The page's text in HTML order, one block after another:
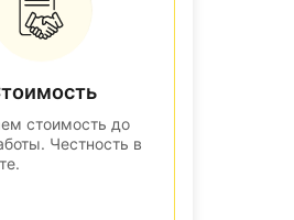
стоимость до
Честность в